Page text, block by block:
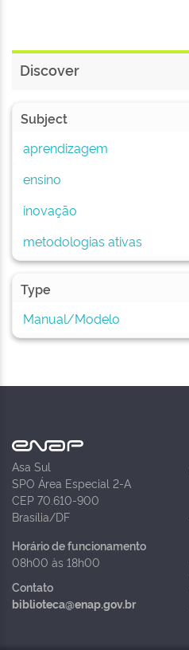
Discover
Subject
aprendizagem
ensino
inovação
metodologias ativas
Type
Manual/Modelo
Asa Sul
SPO Área Especial 2-A
CEP 70.610-900
Brasília/DF
Horário de funcionamento
08h00 às 18h00
Contato
biblioteca@enap.gov.br